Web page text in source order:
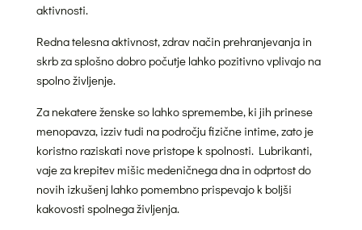
aktivnosti.
Redna telesna aktivnost, zdrav način prehranjevanja in
skrb za splošno dobro počutje lahko pozitivno vplivajo na
spolno življenje.
Za nekatere ženske so lahko spremembe, ki jih prinese
menopavza, izziv tudi na področju fizične intime, zato je
koristno raziskati nove pristope k spolnosti. Lubrikanti,
vaje za krepitev mišic medeničnega dna in odprtost do
novih izkušenj lahko pomembno prispevajo k boljši
kakovosti spolnega življenja.